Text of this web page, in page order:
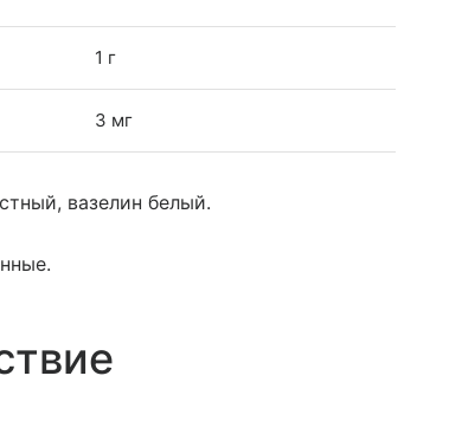
1 г
3 мг
вазелин белый.